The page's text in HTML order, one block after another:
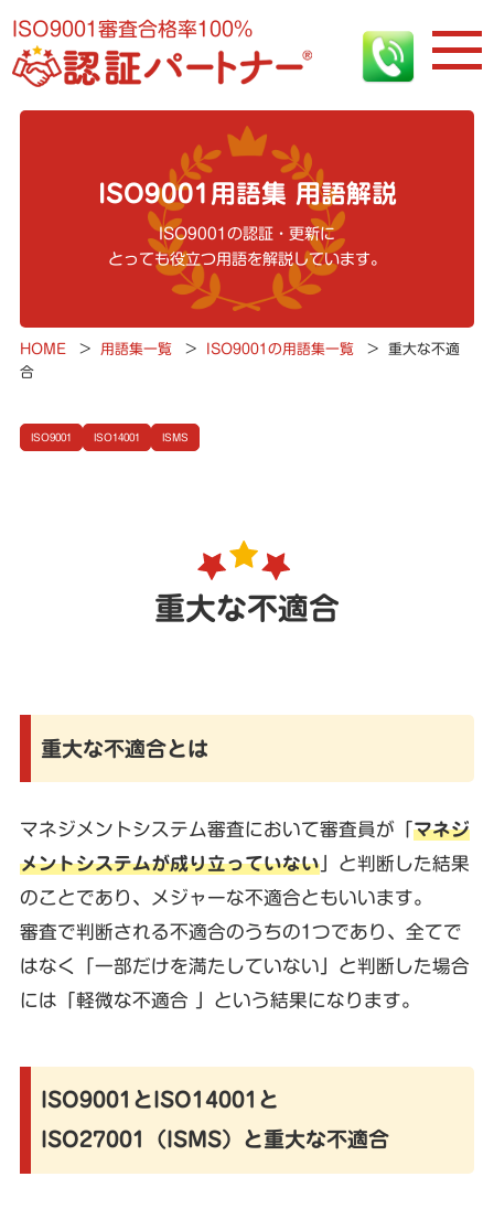
ISO9001審査合格率100%
ISO9001用語集 用語解説
ISO9001の認証・更新に
とっても役立つ用語を解説しています。
HOME > 用語集一覧 > ISO9001の用語集一覧 >
重大な不適
合
ISO9001 ISO14001 ISMS
重大な不適合
重大な不適合とは
マネジメントシステム審査において審査員が「マネジ
メントシステムが成り立っていない」と判断した結果
のことであり、メジャーな不適合ともいいます。
審査で判断される不適合のうちの1つであり、全てで
はなく「一部だけを満たしていない」と判断した場合
には「軽微な不適合 」という結果になります。
ISO9001とISO14001と
ISO27001（ISMS）と重大な不適合